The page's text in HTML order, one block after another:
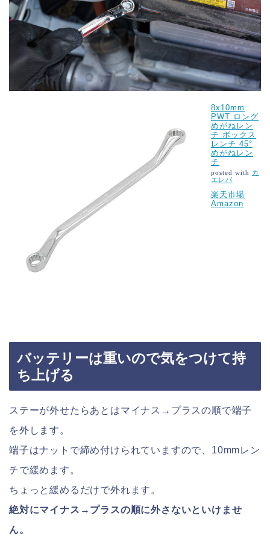
8x10mm
PWT ロング
めがねレン
チ ボックス
レンチ 45°
めがねレン
チ
posted with カ
エレバ
楽天市場
Amazon
バッテリーは重いので気をつけて持
ち上げる
ステーが外せたらあとはマイナス→プラスの順で端子
を外します。
端子はナットで締め付けられていますので、10mmレン
チで緩めます。
ちょっと緩めるだけで外れます。
絶対にマイナス→プラスの順に外さないといけませ
ん。